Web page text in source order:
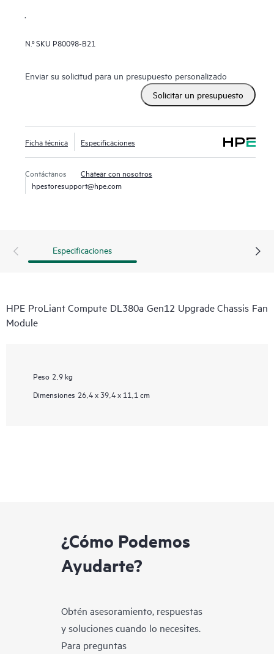
N.º SKU P80098-B21
Enviar su solicitud para un presupuesto personalizado
Solicitar un presupuesto
Ficha técnica Especificaciones
Contáctanos
Chatear con nosotros
hpestoresupport@hpe.com
Especificaciones
HPE ProLiant Compute DL380a Gen12 Upgrade Chassis Fan
Module
Peso 2,9 kg
Dimensiones 26,4 x 39,4 x 11,1 cm
¿Cómo Podemos
Ayudarte?
Obtén asesoramiento, respuestas
y soluciones cuando lo necesites.
Para preguntas